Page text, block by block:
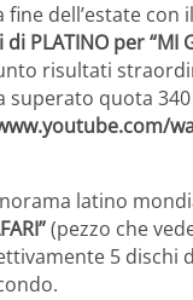
fine dell’estate
PLATINO per “MI
risultati
quota
latino
(pezzo che
5 dischi